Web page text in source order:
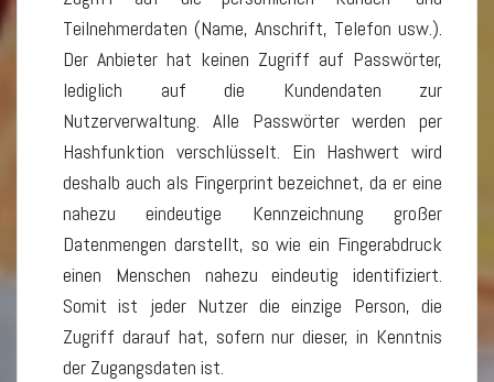
Teilnehmerdaten (Name, Anschrift, Telefon usw.).
Der Anbieter hat keinen Zugriff auf Passwörter,
lediglich auf die Kundendaten zur
Nutzerverwaltung. Alle Passwörter werden per
Hashfunktion verschlüsselt. Ein Hashwert wird
deshalb auch als Fingerprint bezeichnet, da er eine
nahezu eindeutige Kennzeichnung großer
Datenmengen darstellt, so wie ein Fingerabdruck
einen Menschen nahezu eindeutig identifiziert.
Somit ist jeder Nutzer die einzige Person, die
Zugriff darauf hat, sofern nur dieser, in Kenntnis
der Zugangsdaten ist.